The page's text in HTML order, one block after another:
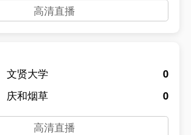
高清直播
文贤大学
庆和烟草
0
0
高清直播